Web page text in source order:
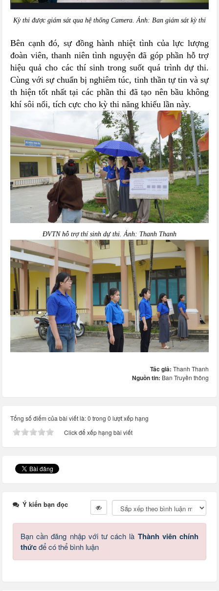
Kỳ thi được giám sát qua hệ thống Camera. Ảnh: Ban giám sát kỳ thi
Bên cạnh đó, sự đồng hành nhiệt tình của lực lượng
đoàn viên, thanh niên tình nguyện đã góp phần hỗ trợ
hiệu quả cho các thí sinh trong suốt quá trình dự thi.
Cùng với sự chuẩn bị nghiêm túc, tinh thần tự tin và sự
th hiện tốt nhất tại các phần thi đã tạo nên bầu không
khí sôi nổi, tích cực cho kỳ thi năng khiếu lần này.
ĐVTN hỗ trợ thí sinh dự thi. Ảnh: Thanh Thanh
Tác giả: Thanh Thanh
Nguồn tin: Ban Truyền thông
Tổng số điểm của bài viết là: 0 trong 0 lượt xếp hạng
Click để xếp hạng bài viết
Ý kiến bạn đọc
Bạn cần đăng nhập với tư cách là Thành viên chính
thứcđể có thể bình luận